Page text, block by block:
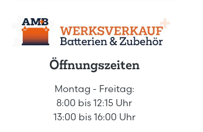
Öffnungszeiten
Montag - Freitag:
8:00 bis 12:15 Uhr
13:00 bis 16:00 Uhr